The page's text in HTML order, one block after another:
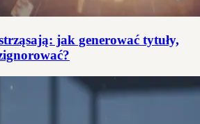
jak generować tytuły,